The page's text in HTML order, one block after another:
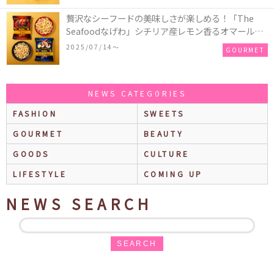
贅沢なシーフードの美味しさが楽しめる！「The
Seafoodなげわ」シチリア産レモン香るオマール海
老味、安曇野産わさび香るうに味が期間限定で新発
2025/07/14〜 GOURMET
NEWS CATEGORIES
FASHION
SWEETS
GOURMET
BEAUTY
GOODS
CULTURE
LIFESTYLE
COMING UP
NEWS SEARCH
SEARCH